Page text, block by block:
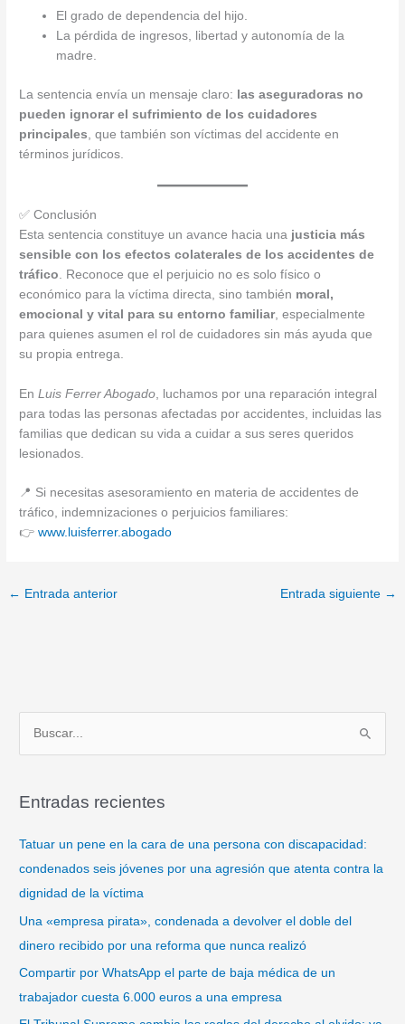
El grado de dependencia del hijo.
La pérdida de ingresos, libertad y autonomía de la
madre.
La sentencia envía un mensaje claro: las aseguradoras no
pueden ignorar el sufrimiento de los cuidadores
principales , que también son víctimas del accidente en
términos jurídicos.
✅ Conclusión
Esta sentencia constituye un avance hacia una justicia más
sensible con los efectos colaterales de los accidentes de
tráfico . Reconoce que el perjuicio no es solo físico o
económico para la víctima directa, sino también moral,
emocional y vital para su entorno familiar, especialmente
para quienes asumen el rol de cuidadores sin más ayuda que
su propia entrega.
EnLuis Ferrer Abogado , luchamos por una reparación integral
para todas las personas afectadas por accidentes, incluidas las
familias que dedican su vida a cuidar a sus seres queridos
lesionados.
📍 Si necesitas asesoramiento en materia de accidentes de
tráfico, indemnizaciones o perjuicios familiares:
👉www.luisferrer.abogado
← Entrada anterior Entrada siguiente →
c
Entradas recientes
Tatuar un pene en la cara de una persona con discapacidad:
condenados seis jóvenes por una agresión que atenta contra la
dignidad de la víctima
Una «empresa pirata», condenada a devolver el doble del
dinero recibido por una reforma que nunca realizó
Compartir por WhatsApp el parte de baja médica de un
trabajador cuesta 6.000 euros a una empresa